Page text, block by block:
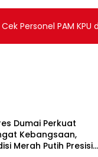
Personel PAM KPU
Dumai Perkuat
Kebangsaan,
Merah Putih Presisi